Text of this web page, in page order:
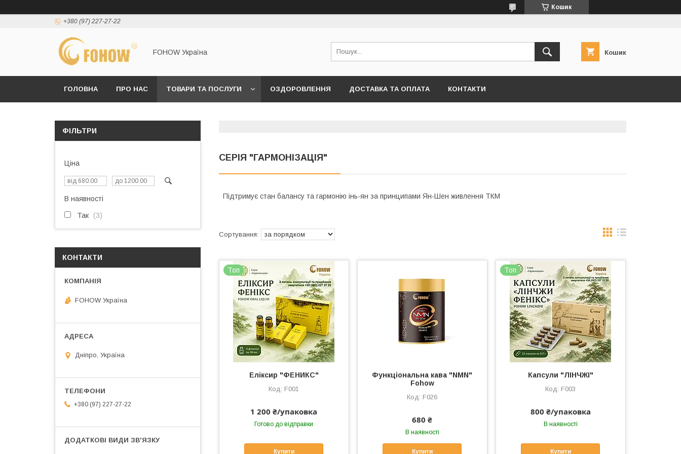
Кошик
+380 (97) 227-27-22
FOHOW Україна Кошик
ГОЛОВНА ПРО НАС ТОВАРИ ТА ПОСЛУГИ ОЗДОРОВЛЕННЯ ДОСТАВКА ТА ОПЛАТА КОНТАКТИ
СЕРІЯ "ГАРМОНІЗАЦІЯ"
Підтримує стан балансу та гармонію інь-ян за принципами Ян-Шен живлення ТКМ
Топ
Еліксир "ФЕНИКС"
F001
1 200 ₴/упаковка
Готово до відправки
Купити
Функціональна кава "NMN"
Fohow
F026
680 ₴
В наявності
Купити
Топ
Капсули "ЛІНЧЖІ"
F003
800 ₴/упаковка
В наявності
Купити
ФІЛЬТРИ
Ціна
В наявності
Так 3
КОНТАКТИ
FOHOW Україна
Дніпро, Україна
+380 (97) 227-27-22